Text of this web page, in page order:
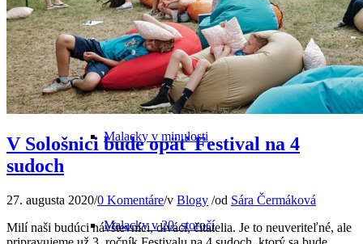
Odkiaľ pochádza názov mesta
Malacky v minulosti
Malacky v 20. storočí
V Sološnici bude opäť Festival na 4
sudoch
27. augusta 2020/0 Komentáre/v Blogy /od Sára Čermáková
Milí naši budúci návštevníci, diváci, čitatelia. Je to neuveriteľné, ale